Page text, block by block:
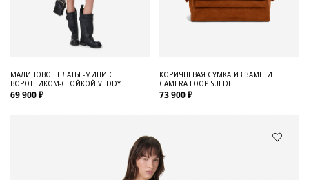
МАЛИНОВОЕ ПЛАТЬЕ-МИНИ С
ВОРОТНИКОМ-СТОЙКОЙ VEDDY
69 900 ₽
КОРИЧНЕВАЯ СУМКА ИЗ ЗАМШИ
CAMERA LOOP SUEDE
73 900 ₽